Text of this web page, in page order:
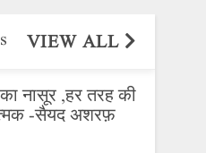
VIEW ALL
नासूर ,हर तरह की
-सैयद अशरफ़